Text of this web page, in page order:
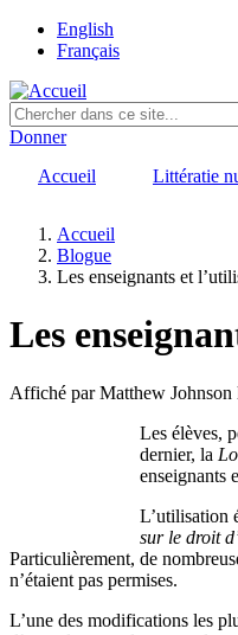
Skip
content
English
Français
Donner
Accueil
Littératie
Fil
Accueil
Blogue
Les enseignants et
Les
Affiché parMatthew Johnson
Les élèves,
dernier, la
enseignants
L’utilisation
sur le droit
Particulièrement, de
n’étaient pas permises.
L’une des modifications les